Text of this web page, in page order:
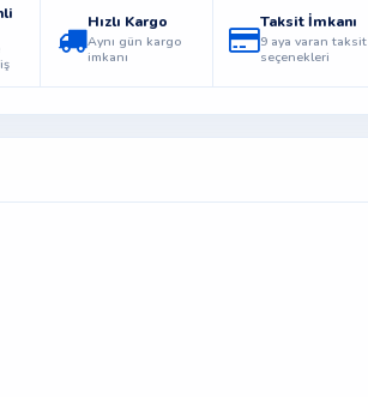
Hızlı Kargo
Aynı gün kargo
imkanı
Taksit İmkanı
9 aya varan taksit
seçenekleri